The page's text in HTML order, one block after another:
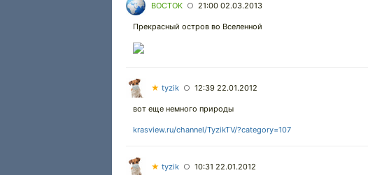
BOCTOK ○ 21:00 02.03.2013
Прекрасный остров во Вселенной
★ tyzik ○ 12:39 22.01.2012
вот еще немного природы
krasview.ru/channel/TyzikTV/?category=107
★ tyzik ○ 10:31 22.01.2012